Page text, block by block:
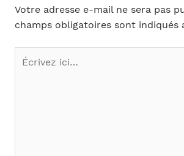
Votre adresse e-mail ne sera pas
champs obligatoires sont indiqués
Écrivez